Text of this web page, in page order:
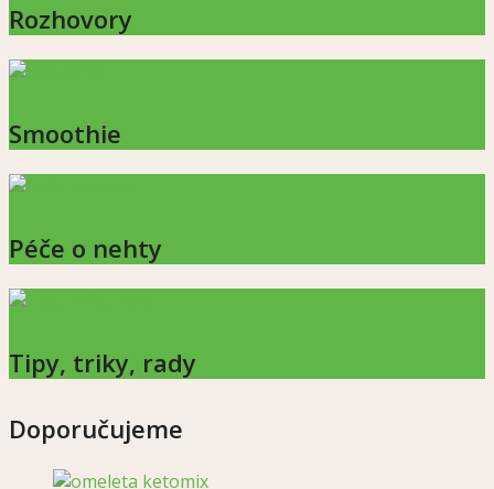
Rozhovory
Smoothie
Péče o nehty
Tipy, triky, rady
Doporučujeme